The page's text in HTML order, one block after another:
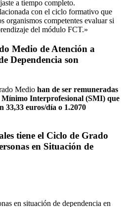
a tiempo completo.
con el ciclo formativo que
organismos competentes evaluar si
del módulo FCT.»
Medio de Atención a
Dependencia son
Medio han de ser remuneradas
Mínimo Interprofesional (SMI) que
33,33 euros/día o 1.2070
tiene el Ciclo de Grado
en Situación de
en situación de dependencia en